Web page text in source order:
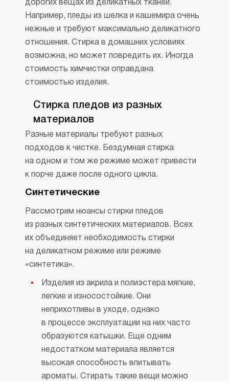
дорогих вещах из деликатных тканей.
Например, пледы из шелка и кашемира очень
нежные и требуют максимально деликатного
отношения. Стирка в домашних условиях
возможна, но может повредить их. Иногда
стоимость химчистки оправдана
стоимостью изделия.
Стирка пледов из разных
материалов
Разные материалы требуют разных
подходов к чистке. Бездумная стирка
на одном и том же режиме может привести
к порче даже после одного цикла.
Синтетические
Рассмотрим нюансы стирки пледов
из разных синтетических материалов. Всех
их объединяет необходимость стирки
на деликатном режиме или режиме
«синтетика».
Изделия из акрила и полиэстера мягкие,
легкие и износостойкие. Они
неприхотливы в уходе, однако
в процессе эксплуатации на них часто
образуются катышки. Еще одним
недостатком материала является
высокая способность впитывать
ароматы. Стирать такие вещи можно